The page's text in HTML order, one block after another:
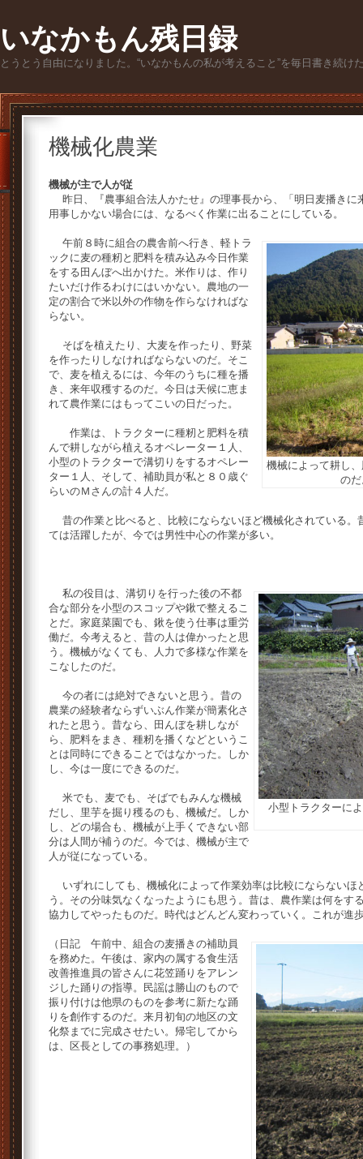
いなかもん残日録
とうとう自由になりました。“いなかもんの私が考えること”を毎日書き続け
機械化農業
機械が主で人が従
昨日、『農事組合法人かたせ』の理事長から、「明日麦播きに
用事しかない場合には、なるべく作業に出ることにしている。
機械によって耕し
の
午前８時に組合の農舎前へ行き、軽トラ
ックに麦の種籾と肥料を積み込み今日作業
をする田んぼへ出かけた。米作りは、作り
たいだけ作るわけにはいかない。農地の一
定の割合で米以外の作物を作らなければな
らない。
そばを植えたり、大麦を作ったり、野菜
を作ったりしなければならないのだ。そこ
で、麦を植えるには、今年のうちに種を播
き、来年収穫するのだ。今日は天候に恵ま
れて農作業にはもってこいの日だった。
作業は、トラクターに種籾と肥料を積
んで耕しながら植えるオペレーター１人、
小型のトラクターで溝切りをするオペレー
ター１人、そして、補助員が私と８０歳ぐ
らいのＭさんの計４人だ。
昔の作業と比べると、比較にならないほど機械化されている。
ては活躍したが、今では男性中心の作業が多い。
小型トラクターに
私の役目は、溝切りを行った後の不都
合な部分を小型のスコップや鍬で整えるこ
とだ。家庭菜園でも、鍬を使う仕事は重労
働だ。今考えると、昔の人は偉かったと思
う。機械がなくても、人力で多様な作業を
こなしたのだ。
今の者には絶対できないと思う。昔の
農業の経験者ならずいぶん作業が簡素化さ
れたと思う。昔なら、田んぼを耕しなが
ら、肥料をまき、種籾を播くなどというこ
とは同時にできることではなかった。しか
し、今は一度にできるのだ。
米でも、麦でも、そばでもみんな機械
だし、里芋を掘り穫るのも、機械だ。しか
し、どの場合も、機械が上手くできない部
分は人間が補うのだ。今では、機械が主で
人が従になっている。
いずれにしても、機械化によって作業効率は比較にならないほ
う。その分味気なくなったようにも思う。昔は、農作業は何をす
協力してやったものだ。時代はどんどん変わっていく。これが進
（日記 午前中、組合の麦播きの補助員
を務めた。午後は、家内の属する食生活
改善推進員の皆さんに花笠踊りをアレン
ジした踊りの指導。民謡は勝山のもので
振り付けは他県のものを参考に新たな踊
りを創作するのだ。来月初旬の地区の文
化祭までに完成させたい。帰宅してから
は、区長としての事務処理。）